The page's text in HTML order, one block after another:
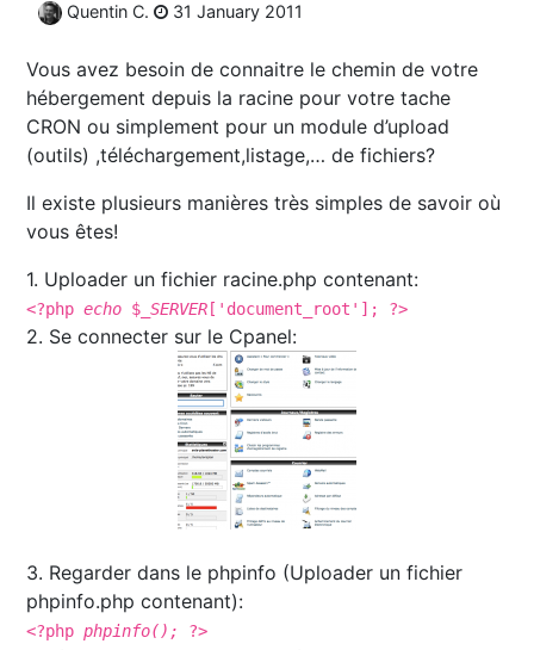
Quentin C. 31 January 2011
Vous avez besoin de connaitre le chemin de votre
hébergement depuis la racine pour votre tache
CRON ou simplement pour un module d’upload
(outils) ,téléchargement,listage,… de fichiers?
Il existe plusieurs manières très simples de savoir où
vous êtes!
1. Uploader un fichier racine.php contenant:
<?phpecho $ _SERVER ['document_root']; ?>
2. Se connecter sur le Cpanel:
3. Regarder dans le phpinfo (Uploader un fichier
phpinfo.php contenant):
<?phpphpinfo(); ?>